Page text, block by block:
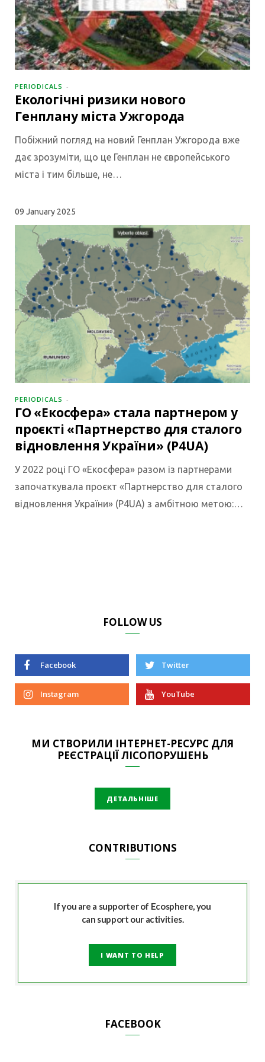
PERIODICALS
Екологічні ризики нового
Генплану міста Ужгорода
Побіжний погляд на новий Генплан Ужгорода вже
дає зрозуміти, що це Генплан не європейського
міста і тим більше, не…
09 January 2025
PERIODICALS
ГО «Екосфера» стала партнером у
проєкті «Партнерство для сталого
відновлення України» (P4UA)
У 2022 році ГО «Екосфера» разом із партнерами
започаткувала проєкт «Партнерство для сталого
відновлення України» (P4UA) з амбітною метою:…
FOLLOW US
Facebook Twitter
Instagram YouTube
МИ СТВОРИЛИ ІНТЕРНЕТ-РЕСУРС ДЛЯ
РЕЄСТРАЦІЇ ЛІСОПОРУШЕНЬ
ДЕТАЛЬНІШЕ
CONTRIBUTIONS
If you are a supporter of Ecosphere, you
can support our activities.
I WANT TO HELP
FACEBOOK